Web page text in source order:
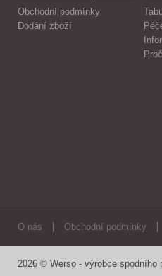
Obchodní podmínky
Dodání zboží
O nás Obchodní podmínky
2026 © Werso - výrobce spodního